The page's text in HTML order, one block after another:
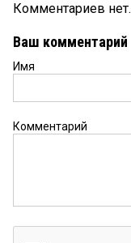
Комментариев нет.
Ваш комментарий
Имя
Комментарий